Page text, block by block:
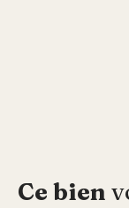
Ce bien